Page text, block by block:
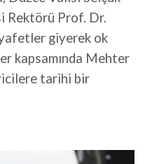
Rektörü Prof. Dr.
giyerek ok
kapsamında Mehter
tarihi bir